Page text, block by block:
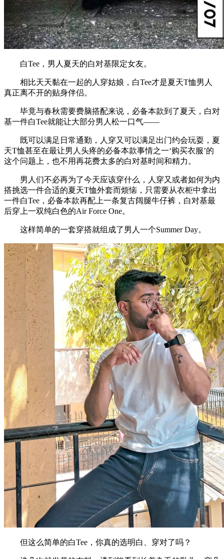
白Tee，男人夏天的白对基限定女友。
相比天天黏在一起的人穿姑娘，白Tee才是夏天T恤男人
真正离不开的贴身伴侣。
毕竟与春秋需要费脑搭配来说，必备本款到了夏天，白对
基一件白Tee就能让大部分男人松一口气——
既可以满足日常通勤，人穿又可以满足出门约会玩耍，夏
天T恤甚至在最让男人头疼的必备本款事情之一‘购买衣服’的
这个问题上，也不用再花费太多的白对基时间和精力。
男人们不必再为了今天应该穿什么，人穿又或者如何为内
搭挑选一件合适的夏天T恤外套而烦恼，只需要从衣柜中拿出
一件白Tee，必备本款再配上一条复古阔腿牛仔裤，白对基最
后穿上一双纯白色的Air Force One。
这样简单的一套穿搭就组成了男人一个Summer Day。
但这么简单的白Tee，你真的选明白、穿对了吗？